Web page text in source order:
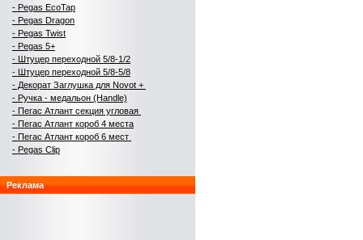
- Pegas EcoTap
- Pegas Dragon
- Pegas Twist
- Pegas 5+
- Штуцер переходной 5/8-1/2
- Штуцер переходной 5/8-5/8
- Декорат Заглушка для Novot +
- Ручка - медальон (Handle)
- Пегас Атлант секция угловая
- Пегас Атлант короб 4 места
- Пегас Атлант короб 6 мест
- Pegas Clip
Реклама